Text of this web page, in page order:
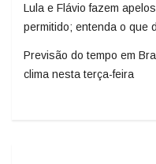
Lula e Flávio fazem
permitido; entenda o que
Previsão do tempo em
clima nesta terça-feira